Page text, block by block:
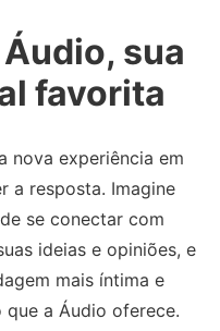
sua
favorita
nova experiência em
a resposta. Imagine
se conectar com
ideias e opiniões, e
mais íntima e
a Áudio oferece.